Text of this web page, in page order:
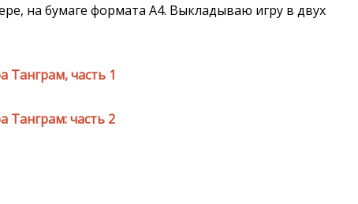
на бумаге формата A4. Выкладываю игру в двух
Танграм, часть 1
Танграм: часть 2